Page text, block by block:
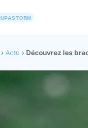
› Actu › Découvrez les